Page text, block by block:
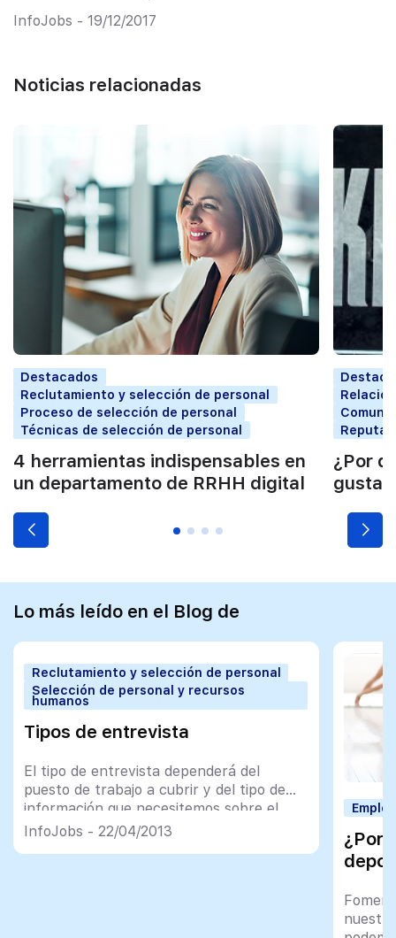
InfoJobs - 19/12/2017
Noticias relacionadas
Destacados
Reclutamiento y selección de personal
Proceso de selección de personal
Técnicas de selección de personal
4 herramientas indispensables en
un departamento de RRHH digital
¿Por
gusta
Lo más leído en el Blog de
Reclutamiento y selección de personal
Selección de personal y recursos
humanos
Tipos de entrevista
El tipo de entrevista dependerá del
puesto de trabajo a cubrir y del tipo de
información que necesitemos sobre el
candidato que está optando por esa
InfoJobs - 22/04/2013
¿Por